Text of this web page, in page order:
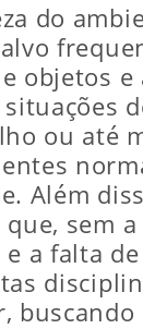
do
e objetos
ou até
Além
sem
a falta